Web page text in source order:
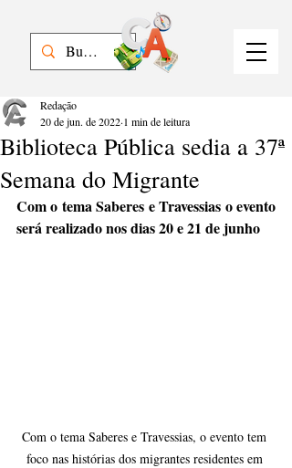
Biblioteca Pública sedia a 37ª
Semana do Migrante
Redação
20 de jun. de 2022 1 min de leitura
Com o tema Saberes e Travessias o evento
será realizado nos dias 20 e 21 de junho
Com o tema Saberes e Travessias, o evento tem
foco nas histórias dos migrantes residentes em